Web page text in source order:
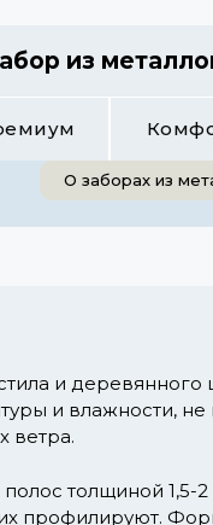
из
О заборах из
и
и влажности,
ветра.
толщиной
профилируют.